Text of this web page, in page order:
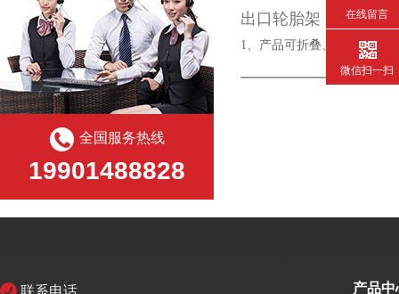
出口轮胎架
1、产品可折叠、可堆叠
全国服务热线
19901488828
联系电话 产品中
在线留言
微信扫一扫